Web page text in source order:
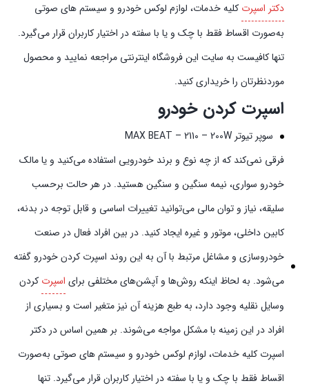
دکتر اسپرت کلیه خدمات، لوازم لوکس خودرو و سیستم‌ های صوتی
به‌صورت اقساط فقط با چک و یا با سفته در اختیار کاربران قرار می‌گیرد.
تنها کافیست به سایت این فروشگاه اینترنتی مراجعه نمایید و محصول
موردنظرتان را خریداری کنید.
اسپرت کردن خودرو
سوپر تیوتر MAX BEAT – 2110 – 200W
فرقی نمی‌کند که از چه نوع و برند خودرویی استفاده می‌کنید و یا مالک
خودرو سواری، نیمه سنگین و سنگین هستید. در هر حالت برحسب
سلیقه، نیاز و توان مالی می‌توانید تغییرات اساسی و قابل توجه در بدنه،
کابین داخلی، موتور و غیره ایجاد کنید. در بین افراد فعال در صنعت
خودروسازی و مشاغل مرتبط با آن به این روند اسپرت کردن خودرو گفته
می‌شود. به لحاظ اینکه روش‌ها و آپشن‌های مختلفی برای اسپرت کردن
وسایل نقلیه وجود دارد، به طبع هزینه آن نیز متغیر است و بسیاری از
افراد در این زمینه با مشکل مواجه می‌شوند. بر همین اساس در دکتر
اسپرت کلیه خدمات، لوازم لوکس خودرو و سیستم‌ های صوتی به‌صورت
اقساط فقط با چک و یا با سفته در اختیار کاربران قرار می‌گیرد. تنها